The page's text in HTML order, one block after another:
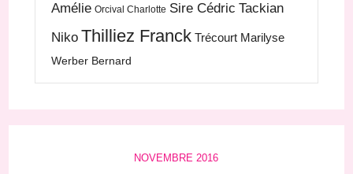
Amélie Orcival Charlotte Sire Cédric Tackian
Niko Thilliez Franck Trécourt Marilyse
Werber Bernard
NOVEMBRE 2016